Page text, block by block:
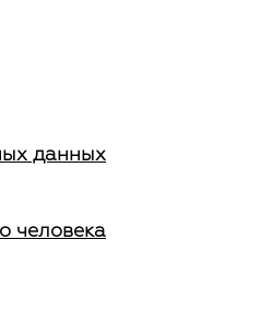
данных
человека